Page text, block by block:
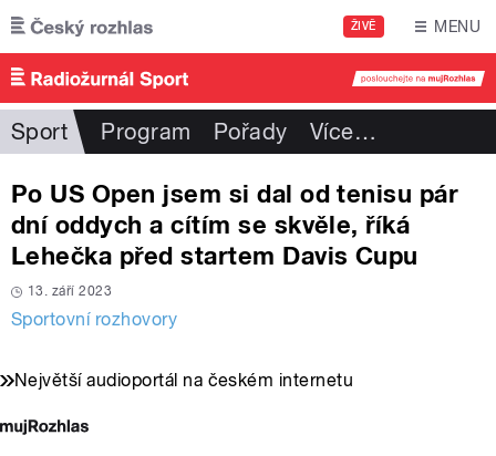
Přejít k hlavnímu obsahu
ŽIVĚ MENU
Sport Program Pořady Více…
Po US Open jsem si dal od tenisu pár
dní oddych a cítím se skvěle, říká
Lehečka před startem Davis Cupu
13. září 2023
Sportovní rozhovory
Největší audioportál na českém internetu